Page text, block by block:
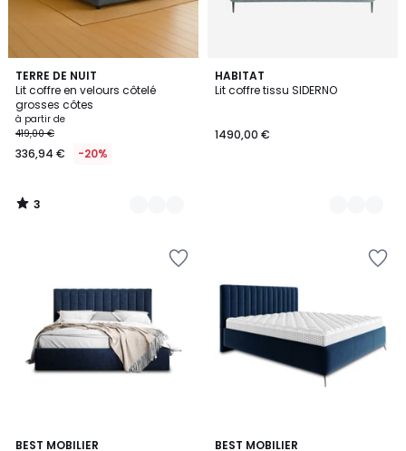
TERRE DE NUIT
Lit coffre en velours côtelé
grosses côtes
à partir de
419,00 €
336,94 € -20%
3
/
5
5
Couleurs
3
/
HABITAT
Lit coffre tissu SIDERNO
1490,00 €
2
Couleurs
BEST MOBILIER
4
BEST MOBILIER
4